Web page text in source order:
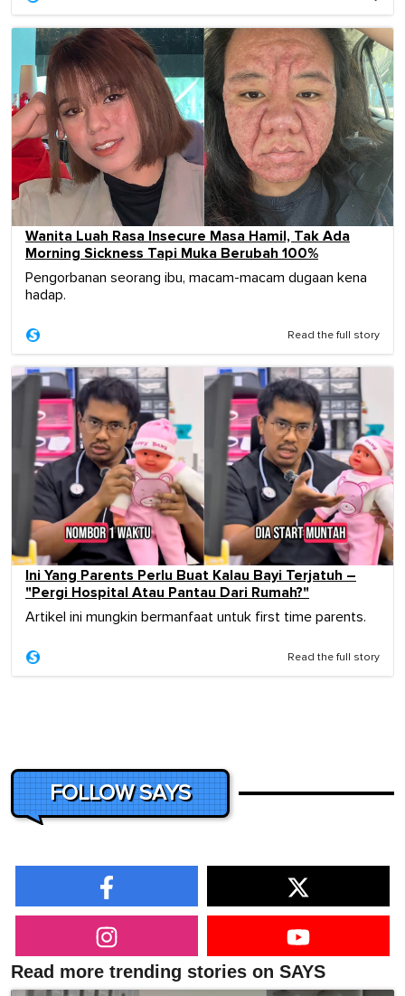
Wanita Luah Rasa Insecure Masa Hamil, Tak Ada
Morning Sickness Tapi Muka Berubah 100%
Pengorbanan seorang ibu, macam-macam dugaan kena
hadap.
Read the full story
Ini Yang Parents Perlu Buat Kalau Bayi Terjatuh –
"Pergi Hospital Atau Pantau Dari Rumah?"
Artikel ini mungkin bermanfaat untuk first time parents.
Read the full story
FOLLOW SAYS
Read more trending stories on SAYS